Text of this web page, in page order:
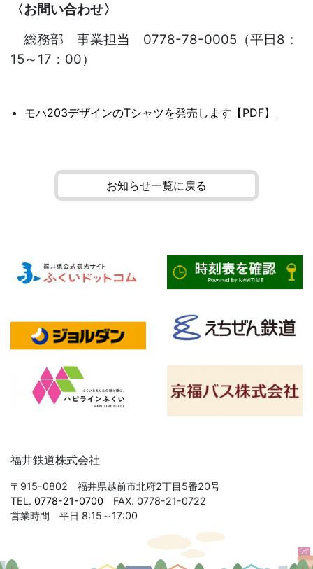
〈お問い合わせ〉
総務部 事業担当 0778-78-0005（平日8：
15～17：00）
モハ203デザインのTシャツを発売します【PDF】
お知らせ一覧に戻る
福井鉄道株式会社
〒915-0802 福井県越前市北府2丁目5番20号
TEL. 0778-21-0700 FAX. 0778-21-0722
営業時間 平日 8:15～17:00